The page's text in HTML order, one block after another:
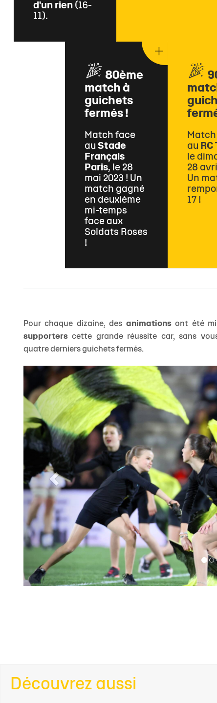
d'un rien (16-
11).
80ème
match à
guichets
fermés !
Match face
au Stade
Français
Paris, le 28
mai 2023 ! Un
match gagné
en deuxième
mi-temps
face aux
Soldats Roses
!
au
le
28
Un
17 !
Pour chaque dizaine, des animationsont été
supporters cette grande réussite car, sans
quatre derniers guichets fermés.
Découvrez aussi